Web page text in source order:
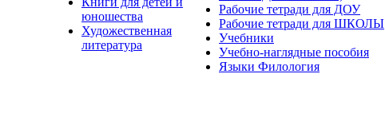
юношества
Художественная
литература
Рабочие тетради для ДОУ
Рабочие тетради для ШКОЛЫ
Учебники
Учебно-наглядные пособия
Языки Филология